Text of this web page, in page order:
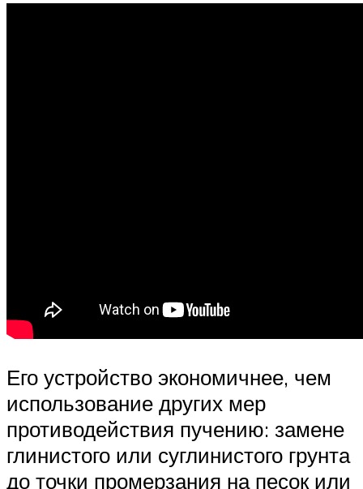
Его устройство экономичнее, чем
использование других мер
противодействия пучению: замене
глинистого или суглинистого грунта
до точки промерзания на песок или